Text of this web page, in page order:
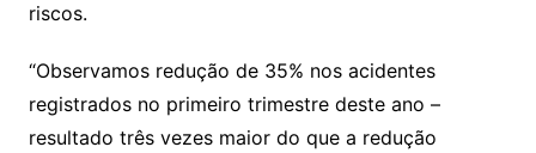
riscos.
“Observamos redução de 35% nos acidentes
registrados no primeiro trimestre deste ano –
resultado três vezes maior do que a redução